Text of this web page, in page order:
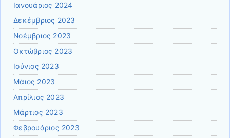
Ιανουάριος 2024
Δεκέμβριος 2023
Νοέμβριος 2023
Οκτώβριος 2023
Ιούνιος 2023
Μάιος 2023
Απρίλιος 2023
Μάρτιος 2023
Φεβρουάριος 2023